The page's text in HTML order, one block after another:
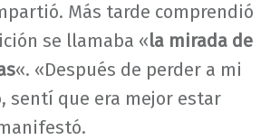
Más tarde comprendió
se llamaba «la mirada de
«. «Después de perder a mi
sentí que era mejor estar